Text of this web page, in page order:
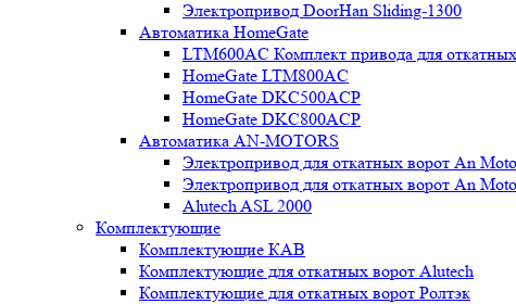
Электропривод DoorHan Sliding-1300
Автоматика HomeGate
LTM600AC Комплект привода для
HomeGate LTM800AC
HomeGate DKC500ACP
HomeGate DKC800ACP
Автоматика AN-MOTORS
Электропривод для откатных ворот An
Электропривод для откатных ворот An
Alutech ASL 2000
Комплектующие
Комплектующие КАВ
Комплектующие для откатных ворот Alutech
Комплектующие для откатных ворот Ролтэк